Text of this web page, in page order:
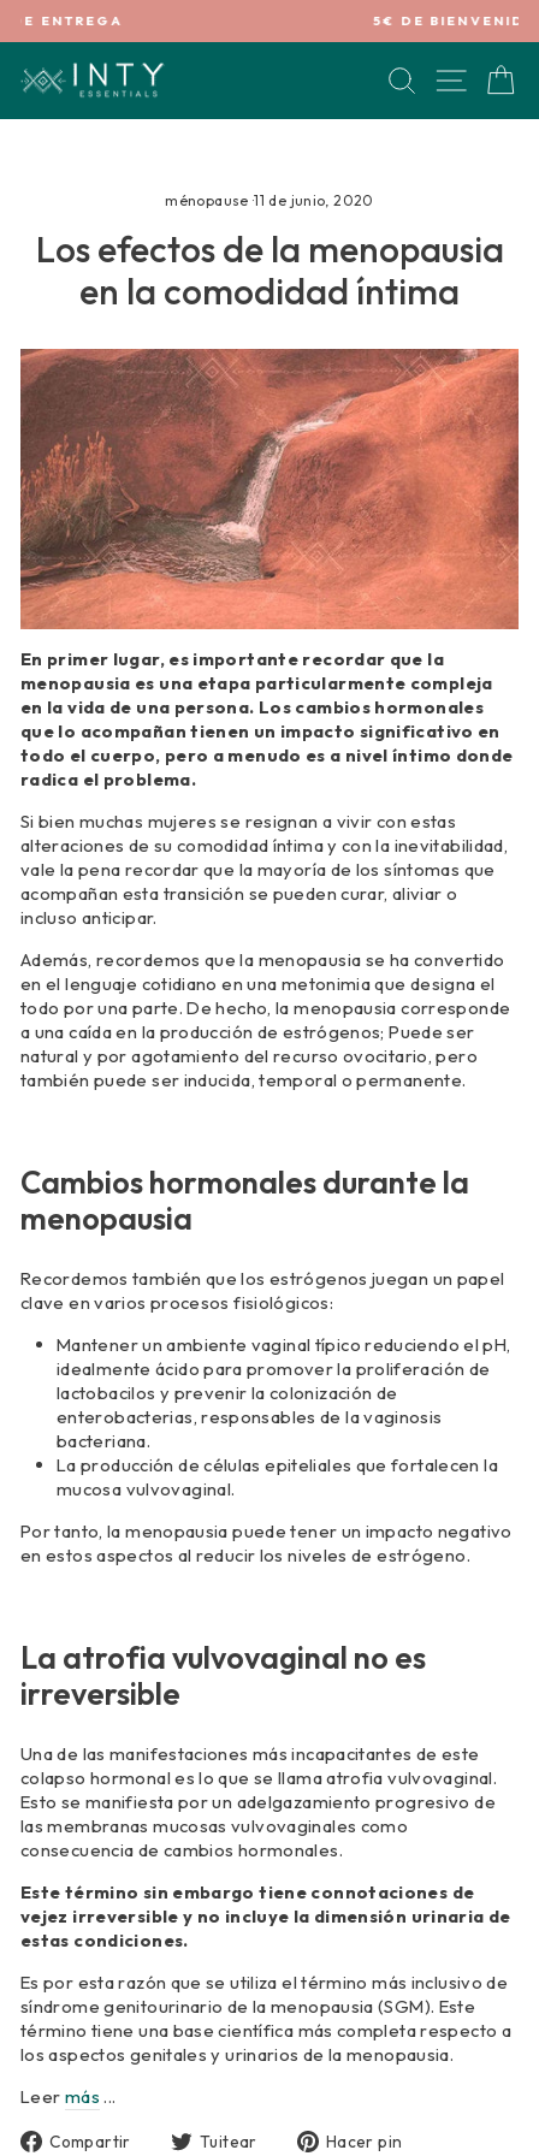
contenido
diapositivas
BUSCAR
ménopause ·11 de junio, 2020
Los efectos de la menopausia
en la comodidad íntima
En primer lugar, es importante recordar que la
menopausia es una etapa particularmente compleja
en la vida de una persona. Los cambios hormonales
que lo acompañan tienen un impacto significativo en
todo el cuerpo, pero a menudo es a nivel íntimo donde
radica el problema.
Si bien muchas mujeres se resignan a vivir con estas
alteraciones de su comodidad íntima y con la inevitabilidad,
vale la pena recordar que la mayoría de los síntomas que
acompañan esta transición se pueden curar, aliviar o
incluso anticipar.
Además, recordemos que la menopausia se ha convertido
en el lenguaje cotidiano en una metonimia que designa el
todo por una parte. De hecho, la menopausia corresponde
a una caída en la producción de estrógenos; Puede ser
natural y por agotamiento del recurso ovocitario, pero
también puede ser inducida, temporal o permanente.
Cambios hormonales durante la
menopausia
Recordemos también que los estrógenos juegan un papel
clave en varios procesos fisiológicos:
Mantener un ambiente vaginal típico reduciendo el pH,
idealmente ácido para promover la proliferación de
lactobacilos y prevenir la colonización de
enterobacterias, responsables de la vaginosis
bacteriana.
La producción de células epiteliales que fortalecen la
mucosa vulvovaginal.
Por tanto, la menopausia puede tener un impacto negativo
en estos aspectos al reducir los niveles de estrógeno.
La atrofia vulvovaginal no es
irreversible
Una de las manifestaciones más incapacitantes de este
colapso hormonal es lo que se llama atrofia vulvovaginal.
Esto se manifiesta por un adelgazamiento progresivo de
las membranas mucosas vulvovaginales como
consecuencia de cambios hormonales.
Este término sin embargo tiene connotaciones de
vejez irreversible y no incluye la dimensión urinaria de
estas condiciones.
Es por esta razón que se utiliza el término más inclusivo de
síndrome genitourinario de la menopausia (SGM). Este
término tiene una base científica más completa respecto a
los aspectos genitales y urinarios de la menopausia.
Leer más ...
Compartir
Compartir
Tuitear
TuitearHacer pin